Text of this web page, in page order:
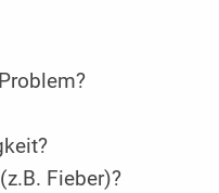
Fieber)?